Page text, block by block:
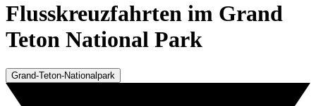
Flusskreuzfahrten im Grand
Teton National Park
Grand-Teton-Nationalpark